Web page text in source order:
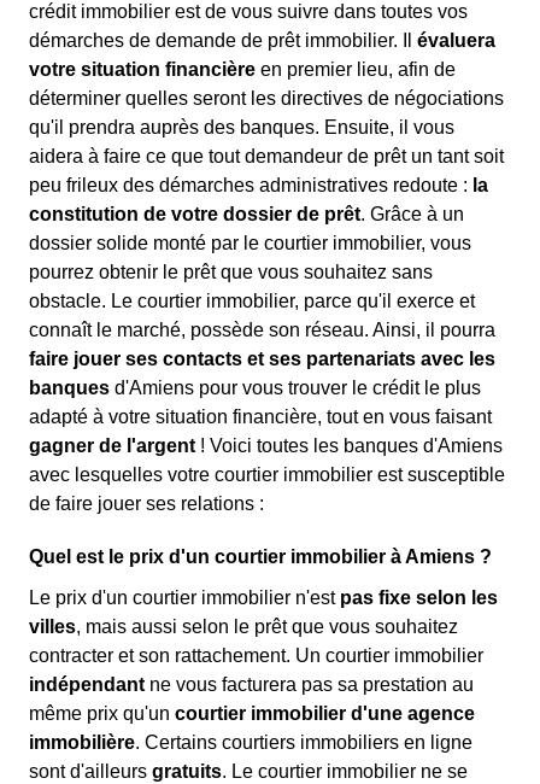
crédit immobilier est de vous suivre dans toutes vos
démarches de demande de prêt immobilier. Il évaluera
votre situation financière en premier lieu, afin de
déterminer quelles seront les directives de négociations
qu'il prendra auprès des banques. Ensuite, il vous
aidera à faire ce que tout demandeur de prêt un tant soit
peu frileux des démarches administratives redoute : la
constitution de votre dossier de prêt. Grâce à un
dossier solide monté par le courtier immobilier, vous
pourrez obtenir le prêt que vous souhaitez sans
obstacle. Le courtier immobilier, parce qu'il exerce et
connaît le marché, possède son réseau. Ainsi, il pourra
faire jouer ses contacts et ses partenariats avec les
banques d'Amiens pour vous trouver le crédit le plus
adapté à votre situation financière, tout en vous faisant
gagner de l'argent ! Voici toutes les banques d'Amiens
avec lesquelles votre courtier immobilier est susceptible
de faire jouer ses relations :
Quel est le prix d'un courtier immobilier à Amiens ?
Le prix d'un courtier immobilier n'est pas fixe selon les
villes, mais aussi selon le prêt que vous souhaitez
contracter et son rattachement. Un courtier immobilier
indépendant ne vous facturera pas sa prestation au
même prix qu'un courtier immobilier d'une agence
immobilière. Certains courtiers immobiliers en ligne
sont d'ailleurs gratuits. Le courtier immobilier ne se